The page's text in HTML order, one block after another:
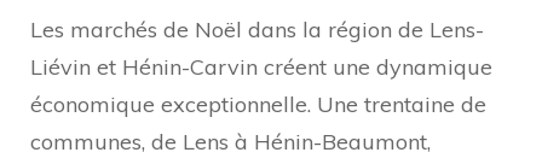
Les marchés de Noël dans la région de Lens-
Liévin et Hénin-Carvin créent une dynamique
économique exceptionnelle. Une trentaine de
communes, de Lens à Hénin-Beaumont,